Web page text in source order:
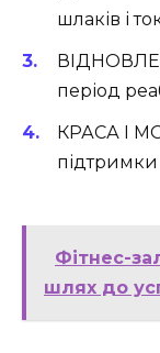
шлаків і
період
КРАСА І
підтримки
Фітнес-
шлях до